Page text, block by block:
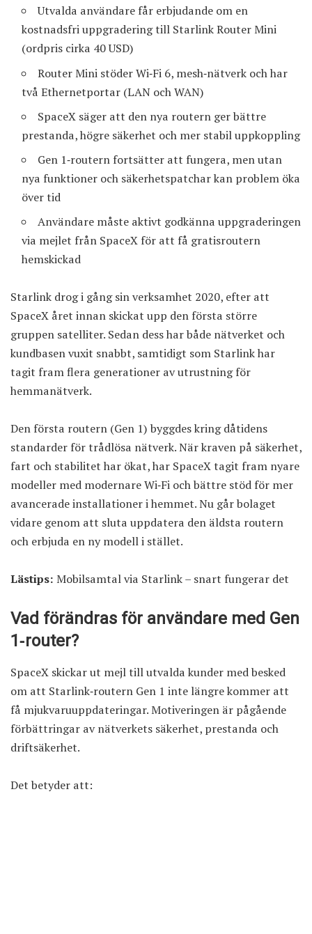
Utvalda användare får erbjudande om en
kostnadsfri uppgradering till Starlink Router Mini
(ordpris cirka 40 USD)
Router Mini stöder Wi‑Fi 6, mesh‑nätverk och har
två Ethernet­portar (LAN och WAN)
SpaceX säger att den nya routern ger bättre
prestanda, högre säkerhet och mer stabil uppkoppling
Gen 1‑routern fortsätter att fungera, men utan
nya funktioner och säkerhets­patchar kan problem öka
över tid
Användare måste aktivt godkänna uppgraderingen
via mejlet från SpaceX för att få gratis­routern
hemskickad
Starlink drog i gång sin verksamhet 2020, efter att
SpaceX året innan skickat upp den första större
gruppen satelliter. Sedan dess har både nätverket och
kundbasen vuxit snabbt, samtidigt som Starlink har
tagit fram flera generationer av utrustning för
hemmanätverk.
Den första routern (Gen 1) byggdes kring dåtidens
standarder för trådlösa nätverk. När kraven på säkerhet,
fart och stabilitet har ökat, har SpaceX tagit fram nyare
modeller med modernare Wi‑Fi och bättre stöd för mer
avancerade installationer i hemmet. Nu går bolaget
vidare genom att sluta uppdatera den äldsta routern
och erbjuda en ny modell i stället.
Lästips: Mobilsamtal via Starlink – snart fungerar det
Vad förändras för användare med Gen
1‑router?
SpaceX skickar ut mejl till utvalda kunder med besked
om att Starlink‑routern Gen 1 inte längre kommer att
få mjukvaru­uppdateringar. Motiveringen är pågående
förbättringar av nätverkets säkerhet, prestanda och
driftsäkerhet.
Det betyder att: